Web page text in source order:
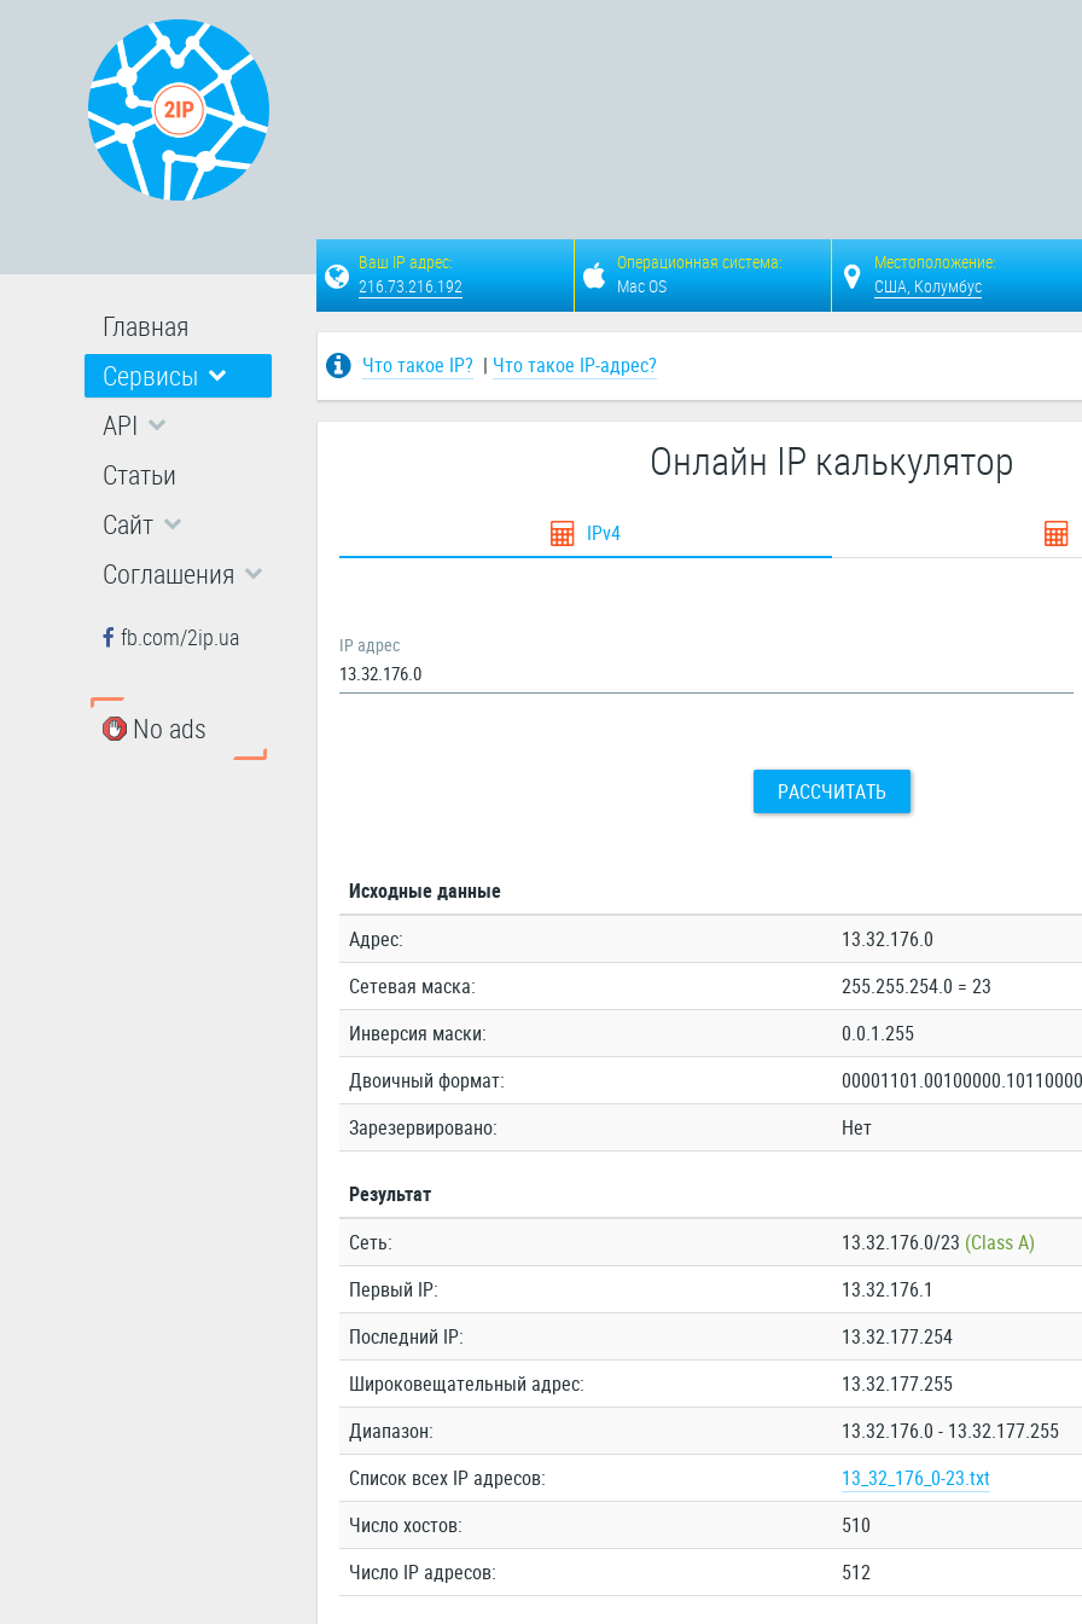
Главная
Сервисы
API
Статьи
Сайт
Соглашения
fb.com/2ip.ua
No ads
Ваш IP адрес:
216.73.216.192
Операционная система:
Mac OS
Местоположение:
США, Колумбус
Что такое IP? | Что такое IP-адрес?
Онлайн IP калькулятор
IPv4
IP адрес
РАССЧИТАТЬ
Исходные данные
Адрес:
13.32.176.0
Сетевая маска:
255.255.254.0 = 23
Инверсия маски:
0.0.1.255
Двоичный формат:
Зарезервировано:
Нет
Результат
Сеть:
13.32.176.0/23 (Class A)
Первый IP:
13.32.176.1
Последний IP:
13.32.177.254
Широковещательный адрес:
13.32.177.255
Диапазон:
13.32.176.0 - 13.32.177.255
Список всех IP адресов:
13_32_176_0-23.txt
Число хостов:
510
Число IP адресов:
512